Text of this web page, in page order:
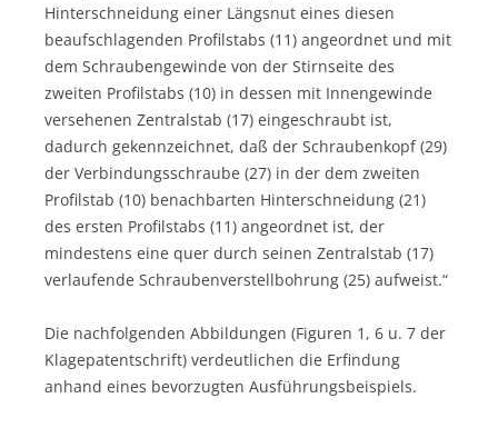
Hinterschneidung einer Längsnut eines diesen
beaufschlagenden Profilstabs (11) angeordnet und mit
dem Schraubengewinde von der Stirnseite des
zweiten Profilstabs (10) in dessen mit Innengewinde
versehenen Zentralstab (17) eingeschraubt ist,
dadurch gekennzeichnet, daß der Schraubenkopf (29)
der Verbindungsschraube (27) in der dem zweiten
Profilstab (10) benachbarten Hinterschneidung (21)
des ersten Profilstabs (11) angeordnet ist, der
mindestens eine quer durch seinen Zentralstab (17)
verlaufende Schraubenverstellbohrung (25) aufweist.“
Die nachfolgenden Abbildungen (Figuren 1, 6 u. 7 der
Klagepatentschrift) verdeutlichen die Erfindung
anhand eines bevorzugten Ausführungsbeispiels.